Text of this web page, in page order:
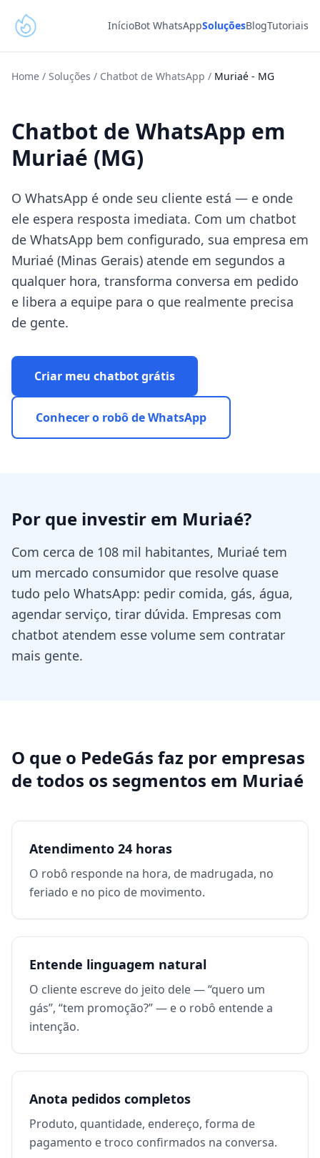
InícioBot WhatsAppSoluçõesBlogTutoriais
Home / Soluções / Chatbot de WhatsApp / Muriaé - MG
Chatbot de WhatsApp em
Muriaé (MG)
O WhatsApp é onde seu cliente está — e onde
ele espera resposta imediata. Com um chatbot
de WhatsApp bem configurado, sua empresa em
Muriaé (Minas Gerais) atende em segundos a
qualquer hora, transforma conversa em pedido
e libera a equipe para o que realmente precisa
de gente.
Criar meu chatbot grátis
Conhecer o robô de WhatsApp
Por que investir em Muriaé?
Com cerca de 108 mil habitantes, Muriaé tem
um mercado consumidor que resolve quase
tudo pelo WhatsApp: pedir comida, gás, água,
agendar serviço, tirar dúvida. Empresas com
chatbot atendem esse volume sem contratar
mais gente.
O que o PedeGás faz por empresas
de todos os segmentos em Muriaé
Atendimento 24 horas
O robô responde na hora, de madrugada, no
feriado e no pico de movimento.
Entende linguagem natural
O cliente escreve do jeito dele — “quero um
gás”, “tem promoção?” — e o robô entende a
intenção.
Anota pedidos completos
Produto, quantidade, endereço, forma de
pagamento e troco confirmados na conversa.